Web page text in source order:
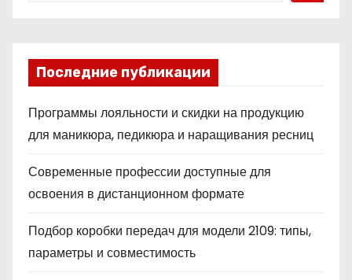
Последние публикации
Программы лояльности и скидки на продукцию
для маникюра, педикюра и наращивания ресниц
Современные профессии доступные для
освоения в дистанционном формате
Подбор коробки передач для модели 2109: типы,
параметры и совместимость